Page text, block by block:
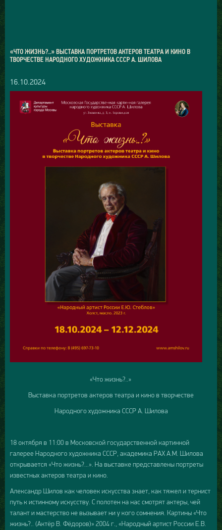
«ЧТО ЖИЗНЬ?..» ВЫСТАВКА ПОРТРЕТОВ АКТЕРОВ ТЕАТРА И КИНО В
ТВОРЧЕСТВЕ НАРОДНОГО ХУДОЖНИКА СССР А. ШИЛОВА
16.10.2024
«Что жизнь?..»
Выставка портретов актеров театра и кино в творчестве
Народного художника СССР А. Шилова
18 октября в 11:00 в Московской государственной картинной
галерее Народного художника СССР, академика РАХ А.М. Шилова
открывается «Что жизнь?...». На выставке представлены портреты
известных актеров театра и кино.
Александр Шилов как человек искусства знает, как тяжел и тернист
путь к истинному искусству. С полотен на нас смотрят актеры, чей
талант и мастерство не вызывает ни у кого сомнения. Картины «Что
жизнь?.. (Актёр В. Фёдоров)» 2004 г., «Народный артист России Е.В.